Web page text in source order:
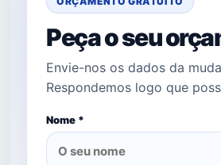
Peça o seu
Envie-nos os dados da
Respondemos logo que
Nome *